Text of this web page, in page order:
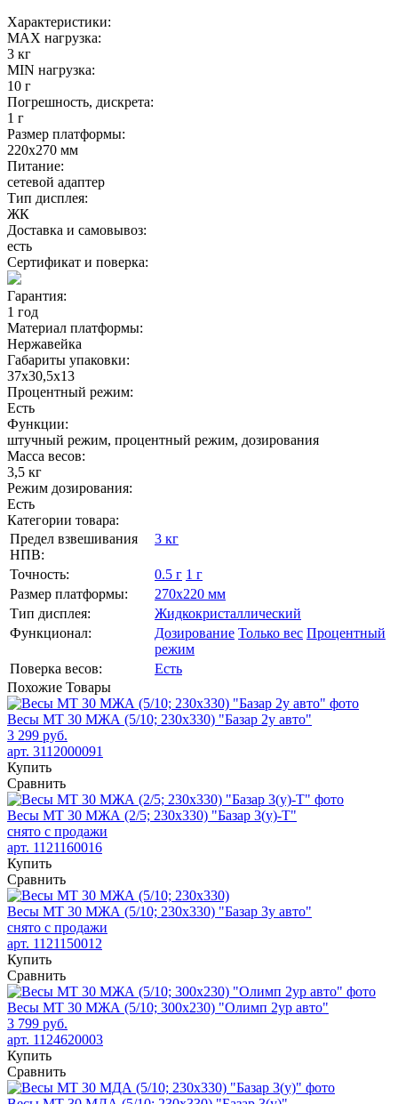
Характеристики:
MAX нагрузка:
3 кг
MIN нагрузка:
10 г
Погрешность, дискрета:
1 г
Размер платформы:
220х270 мм
Питание:
сетевой адаптер
Тип дисплея:
ЖК
Доставка и самовывоз:
есть
Сертификат и поверка:
Гарантия:
1 год
Материал платформы:
Нержавейка
Габариты упаковки:
37х30,5х13
Процентный режим:
Есть
Функции:
штучный режим, процентный режим, дозирования
Масса весов:
3,5 кг
Режим дозирования:
Есть
Категории товара:
Предел взвешивания
НПВ:
3 кг
Точность: 0.5 г 1 г
Размер платформы:
270х220 мм
Тип дисплея:
Жидкокристаллический
Функционал:
Дозирование Только вес Процентный
режим
Поверка весов:
Есть
Похожие Товары
Весы МТ 30 МЖА (5/10; 230х330) "Базар 2у авто"
3 299 руб.
арт. 3112000091
Купить
Сравнить
Весы МТ 30 МЖА (2/5; 230х330) "Базар 3(у)-Т"
снято с продажи
арт. 1121160016
Купить
Сравнить
Весы МТ 30 МЖА (5/10; 230х330) "Базар 3у авто"
снято с продажи
арт. 1121150012
Купить
Сравнить
Весы МТ 30 МЖА (5/10; 300х230) "Олимп 2ур авто"
3 799 руб.
арт. 1124620003
Купить
Сравнить